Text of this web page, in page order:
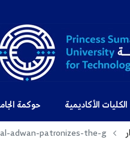
الكليات الأكاديمية حوكمة